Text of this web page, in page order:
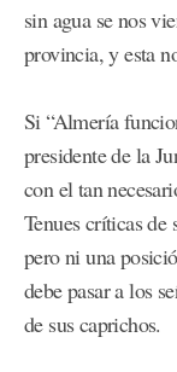
sin agua se nos
provincia, y esta
Si “Almería
presidente de la
con el tan
Tenues críticas de
pero ni una
debe pasar a los
de sus caprichos.